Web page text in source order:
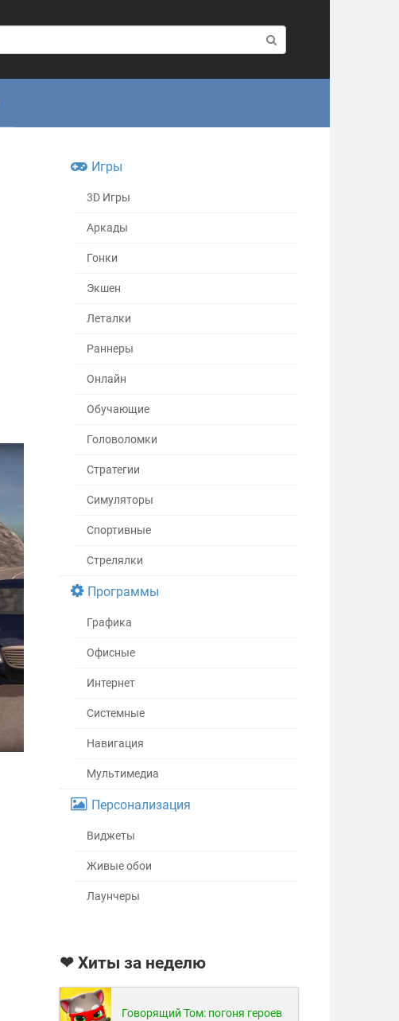
Игры
3D Игры
Аркады
Гонки
Экшен
Леталки
Раннеры
Онлайн
Обучающие
Головоломки
Стратегии
Симуляторы
Спортивные
Стрелялки
Программы
Графика
Офисные
Интернет
Системные
Навигация
Мультимедиа
Персонализация
Виджеты
Живые обои
Лаунчеры
❤ Хиты за неделю
Говорящий Том: погоня героев